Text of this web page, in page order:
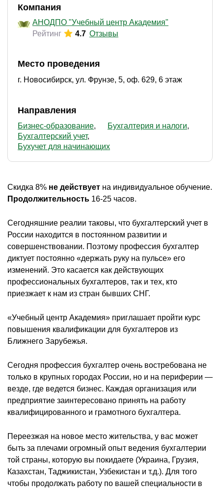
Компания
АНОДПО "Учебный центр Академия"
Рейтинг
4.7 Отзывы
Место проведения
г. Новосибирск, ул. Фрунзе, 5, оф. 629, 6 этаж
Направления
Бизнес-образование
Бухгалтерия и налоги
Бухгалтерский учет
Бухучет для начинающих
Скидка 8% не действует на индивидуальное обучение.
Продолжительность 16-25 часов.
Сегодняшние реалии таковы, что бухгалтерский учет в
России находится в постоянном развитии и
совершенствовании. Поэтому профессия бухгалтер
диктует постоянно «держать руку на пульсе» его
изменений. Это касается как действующих
профессиональных бухгалтеров, так и тех, кто
приезжает к нам из стран бывших СНГ.
«Учебный центр Академия» приглашает пройти курс
повышения квалификации для бухгалтеров из
Ближнего Зарубежья.
Сегодня профессия бухгалтер очень востребована не
только в крупных городах России, но и на периферии —
везде, где ведется бизнес. Каждая организация или
предприятие заинтересовано принять на работу
квалифицированного и грамотного бухгалтера.
Переезжая на новое место жительства, у вас может
быть за плечами огромный опыт ведения бухгалтерии
той страны, которую вы покидаете (Украина, Грузия,
Казахстан, Таджикистан, Узбекистан и т.д.). Для того
чтобы продолжать работу по вашей специальности в